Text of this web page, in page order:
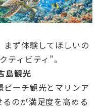
ず体験してほしいの
ティビティ”。
島観光
ーチ観光とマリンア
のが満足度を高める